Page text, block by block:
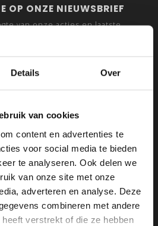
Details Over
van cookies
content en advertenties te
voor social media te bieden
te analyseren. Ook delen we
van onze site met onze
adverteren en analyse. Deze
combineren met andere
verstrekt of die ze hebben
OP ONZE NIEUWSBRIEF
van onze acties en laatste
voor mannen
24
1433 DC
6 42 52 32 80